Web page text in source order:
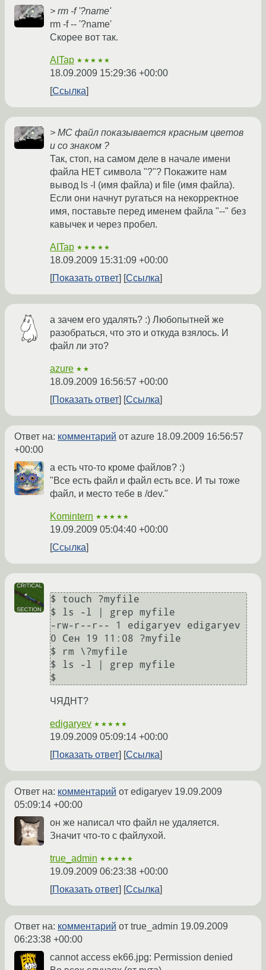
> rm -f '?name'
rm -f -- '?name'
Скорее вот так.
AITap ★★★★★
18.09.2009 15:29:36 +00:00
Ссылка
> MC файл показывается красным цветов
и со знаком ?
Так, стоп, на самом деле в начале имени
файла НЕТ символа "?"? Покажите нам
вывод ls -l (имя файла) и file (имя файла).
Если они начнут ругаться на некорректное
имя, поставьте перед именем файла "--" без
кавычек и через пробел.
AITap ★★★★★
18.09.2009 15:31:09 +00:00
Показать ответ
Ссылка
а зачем его удалять? :) Любопытней же
разобраться, что это и откуда взялось. И
файл ли это?
azure ★★
18.09.2009 16:56:57 +00:00
Показать ответ
Ссылка
Ответ на: комментарий от azure 18.09.2009 16:56:57
+00:00
а есть что-то кроме файлов? :)
"Все есть файл и файл есть все. И ты тоже
файл, и место тебе в /dev."
Komintern ★★★★★
19.09.2009 05:04:40 +00:00
Ссылка
$ touch ?myfile
$ ls -l | grep myfile
-rw-r--r-- 1 edigaryev edigaryev
0 Сен 19 11:08 ?myfile
$ rm \?myfile
$ ls -l | grep myfile
ЧЯДНТ?
edigaryev ★★★★★
19.09.2009 05:09:14 +00:00
Показать ответ
Ссылка
Ответ на: комментарий от edigaryev 19.09.2009
05:09:14 +00:00
он же написал что файл не удаляется.
Значит что-то с файлухой.
true_admin ★★★★★
19.09.2009 06:23:38 +00:00
Показать ответ
Ссылка
Ответ на: комментарий от true_admin 19.09.2009
06:23:38 +00:00
cannot access ek66.jpg: Permission denied